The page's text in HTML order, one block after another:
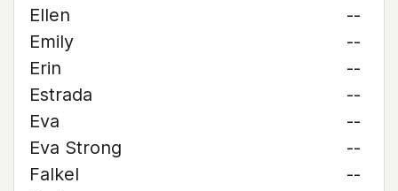
Ellen
--
Emily
--
Erin
--
Estrada
--
Eva
--
Eva Strong
--
Falkel
--